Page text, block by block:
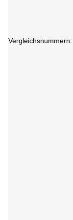
Vergleichsnummern: